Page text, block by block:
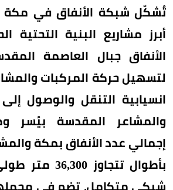
تُشكّل شبكة الأنفاق في مكة
أبرز مشاريع البنية التحتية
الأنفاق جبال العاصمة
لتسهيل حركة المركبات
انسيابية التنقل والوصول
والمشاعر المقدسة بيُسر
بأطوال تتجاوز